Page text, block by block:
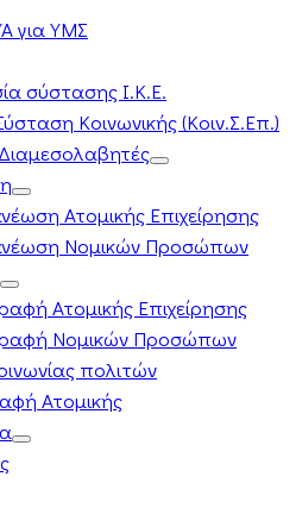
για ΥΜΣ
σύστασης Ι.Κ.Ε.
Κοινωνικής (Κοιν.Σ.Επ.)
Ατομικής Επιχείρησης
Νομικών Προσώπων
Ατομικής Επιχείρησης
Νομικών Προσώπων
πολιτών
Ατομικής